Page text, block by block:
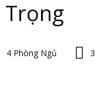
Trọng
4 Phòng Ngủ